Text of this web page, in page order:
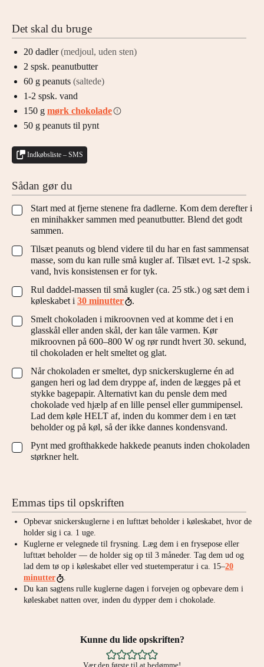
Det skal du bruge
20 dadler (medjoul, uden sten)
2 spsk. peanutbutter
60 g peanuts (saltede)
1-2 spsk. vand
150 g mørk chokolade
50 g peanuts til pynt
Indkøbsliste – SMS
Sådan gør du
▢
Start med at fjerne stenene fra dadlerne. Kom dem derefter i
en minihakker sammen med peanutbutter. Blend det godt
sammen.
▢
Tilsæt peanuts og blend videre til du har en fast sammensat
masse, som du kan rulle små kugler af. Tilsæt evt. 1-2 spsk.
vand, hvis konsistensen er for tyk.
▢
Rul daddel-massen til små kugler (ca. 25 stk.) og sæt dem i
køleskabet i 30 minutter .
▢
Smelt chokoladen i mikroovnen ved at komme det i en
glasskål eller anden skål, der kan tåle varmen. Kør
mikroovnen på 600–800 W og rør rundt hvert 30. sekund,
til chokoladen er helt smeltet og glat.
▢
Når chokoladen er smeltet, dyp snickerskuglerne én ad
gangen heri og lad dem dryppe af, inden de lægges på et
stykke bagepapir. Alternativt kan du pensle dem med
chokolade ved hjælp af en lille pensel eller gummipensel.
Lad dem køle HELT af, inden du kommer dem i en tæt
beholder og på køl, så der ikke dannes kondensvand.
▢
Pynt med grofthakkede hakkede peanuts inden chokoladen
størkner helt.
Emmas tips til opskriften
Opbevar snickerskuglerne i en lufttæt beholder i køleskabet, hvor de
holder sig i ca. 1 uge.
Kuglerne er velegnede til frysning. Læg dem i en frysepose eller
lufttæt beholder — de holder sig op til 3 måneder. Tag dem ud og
lad dem tø op i køleskabet eller ved stuetemperatur i ca. 15–20
minutter
Du kan sagtens rulle kuglerne dagen i forvejen og opbevare dem i
køleskabet natten over, inden du dypper dem i chokolade.
Kunne du lide opskriften?
Vær den første til at bedømme!